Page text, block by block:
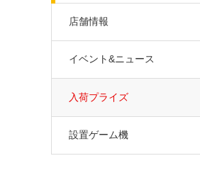
店舗情報
イベント&ニュース
入荷プライズ
設置ゲーム機